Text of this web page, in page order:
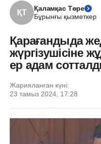
ҚТ
Қаламқас Төре
Бұрынғы қызметкер
Қарағандыда
жүргізушісіне
ер адам
Жарияланған күні:
23 тамыз 2024, 17:28